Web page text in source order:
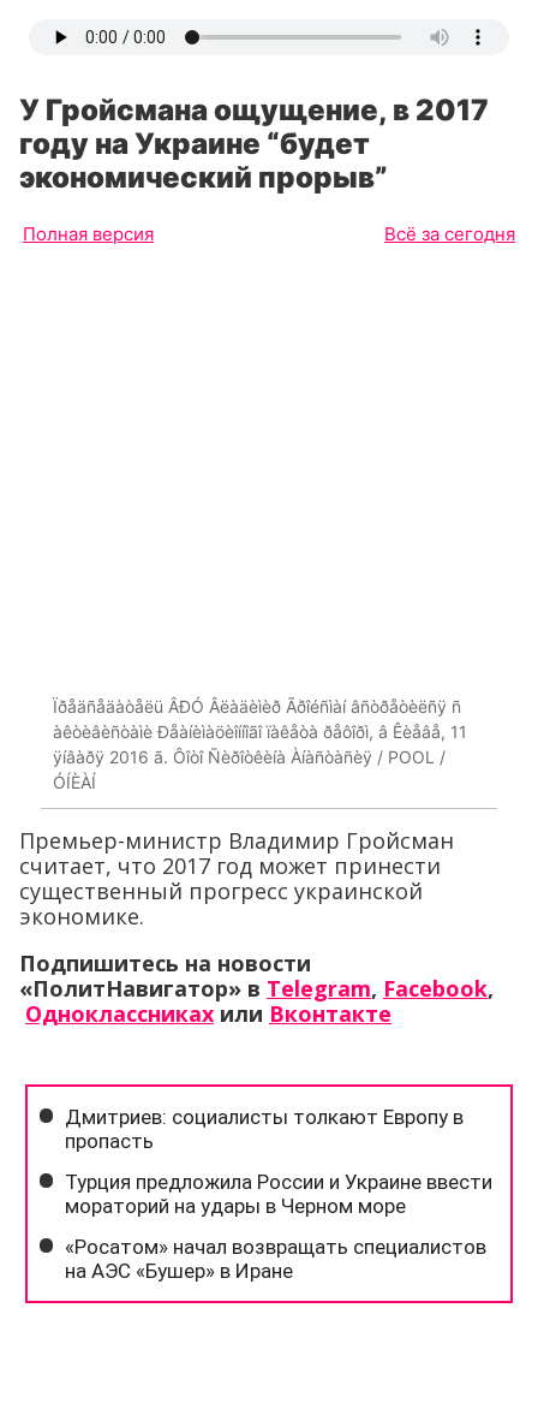
У Гройсмана ощущение, в 2017
году на Украине “будет
экономический прорыв”
Полная версия Всё за сегодня
Ïðåäñåäàòåëü ÂÐÓ Âëàäèìèð Ãðîéñìàí âñòðåòèëñÿ ñ
àêòèâèñòàìè Ðåàíèìàöèîííîãî ïàêåòà ðåôîðì, â Êèåâå, 11
ÿíâàðÿ 2016 ã. Ôîòî Ñèðîòêèíà Àíàñòàñèÿ / POOL /
ÓÍÈÀÍ
Премьер-министр Владимир Гройсман
считает, что 2017 год может принести
существенный прогресс украинской
экономике.
Подпишитесь на новости
«ПолитНавигатор» в Telegram, Facebook,
Одноклассниках или Вконтакте